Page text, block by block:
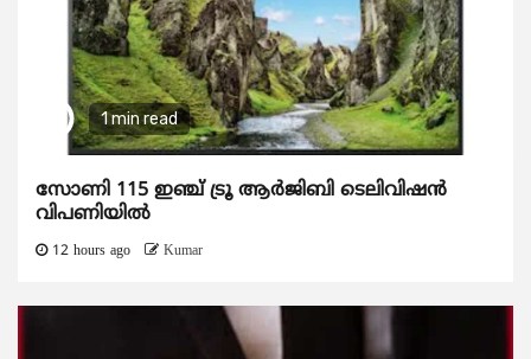
1 min read
സോണി 115 ഇഞ്ച് ട്രൂ ആർജിബി ടെലിവിഷൻ
വിപണിയിൽ
12 hours ago Kumar